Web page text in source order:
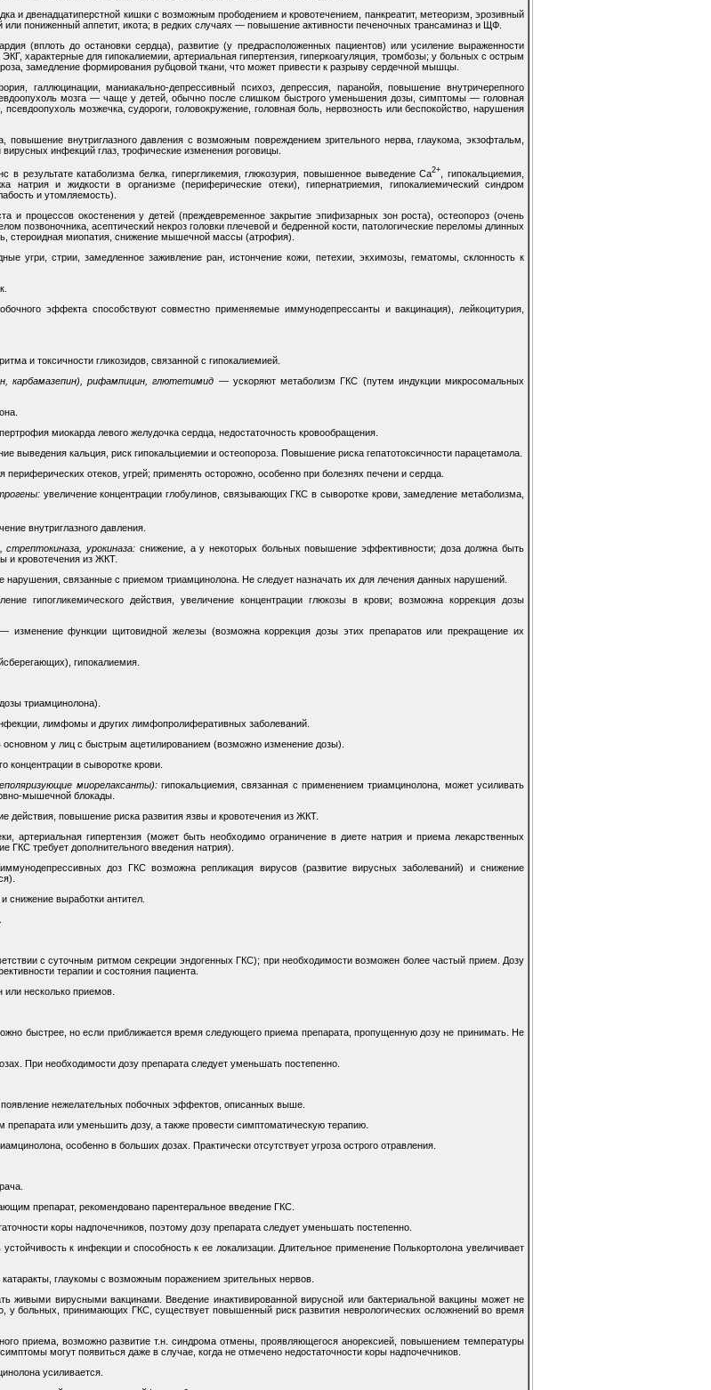
и двенадцатиперстной кишки с возможным прободением и кровотечением, панкреатит, метеоризм, эрозивный
пониженный аппетит, икота; в редких случаях — повышение активности печеночных трансаминаз и ЩФ.
(вплоть до остановки сердца), развитие (у предрасположенных пациентов) или усиление выраженности
характерные для гипокалиемии, артериальная гипертензия, гиперкоагуляция, тромбозы; у больных с острым
замедление формирования рубцовой ткани, что может привести к разрыву сердечной мышцы.
галлюцинации, маниакально-депрессивный психоз, депрессия, паранойя, повышение внутричерепного
мозга — чаще у детей, обычно после слишком быстрого уменьшения дозы, симптомы — головная
мозжечка, судороги, головокружение, головная боль, нервозность или беспокойство, нарушения
повышение внутриглазного давления с возможным повреждением зрительного нерва, глаукома, экзофтальм,
инфекций глаз, трофические изменения роговицы.
в результате катаболизма белка, гипергликемия, глюкозурия, повышенное выведение Са2+
, гипокальциемия,
натрия и жидкости в организме (периферические отеки), гипернатриемия, гипокалиемический синдром
и утомляемость).
и процессов окостенения у детей (преждевременное закрытие эпифизарных зон роста), остеопороз (очень
позвоночника, асептический некроз головки плечевой и бедренной кости, патологические переломы длинных
стероидная миопатия, снижение мышечной массы (атрофия).
угри, стрии, замедленное заживление ран, истончение кожи, петехии, экхимозы, гематомы, склонность к
эффекта способствуют совместно применяемые иммунодепрессанты и вакцинация), лейкоцитурия,
и токсичности гликозидов, связанной с гипокалиемией.
карбамазепин), рифампицин, глютетимид — ускоряют метаболизм ГКС (путем индукции микросомальных
миокарда левого желудочка сердца, недостаточность кровообращения.
выведения кальция, риск гипокальциемии и остеопороза. Повышение риска гепатотоксичности парацетамола.
периферических отеков, угрей; применять осторожно, особенно при болезнях печени и сердца.
увеличение концентрации глобулинов, связывающих ГКС в сыворотке крови, замедление метаболизма,
внутриглазного давления.
урокиназа: снижение, а у некоторых больных повышение эффективности; доза должна быть
и кровотечения из ЖКТ.
нарушения, связанные с приемом триамцинолона. Не следует назначать их для лечения данных нарушений.
гипогликемического действия, увеличение концентрации глюкозы в крови; возможна коррекция дозы
— изменение функции щитовидной железы (возможна коррекция дозы этих препаратов или прекращение их
гипокалиемия.
триамцинолона).
лимфомы и других лимфопролиферативных заболеваний.
основном у лиц с быстрым ацетилированием (возможно изменение дозы).
концентрации в сыворотке крови.
миорелаксанты):гипокальциемия, связанная с применением триамцинолона, может усиливать
мышечной блокады.
действия, повышение риска развития язвы и кровотечения из ЖКТ.
артериальная гипертензия (может быть необходимо ограничение в диете натрия и приема лекарственных
ГКС требует дополнительного введения натрия).
доз ГКС возможна репликация вирусов (развитие вирусных заболеваний) и снижение
снижение выработки антител.
с суточным ритмом секреции эндогенных ГКС); при необходимости возможен более частый прием. Дозу
терапии и состояния пациента.
несколько приемов.
быстрее, но если приближается время следующего приема препарата, пропущенную дозу не принимать. Не
При необходимости дозу препарата следует уменьшать постепенно.
появление нежелательных побочных эффектов, описанных выше.
или уменьшить дозу, а также провести симптоматическую терапию.
особенно в больших дозах. Практически отсутствует угроза острого отравления.
препарат, рекомендовано парентеральное введение ГКС.
коры надпочечников, поэтому дозу препарата следует уменьшать постепенно.
к инфекции и способность к ее локализации. Длительное применение Полькортолона увеличивает
глаукомы с возможным поражением зрительных нервов.
живыми вирусными вакцинами. Введение инактивированной вирусной или бактериальной вакцины может не
у больных, принимающих ГКС, существует повышенный риск развития неврологических осложнений во время
приема, возможно развитие т.н. синдрома отмены, проявляющегося анорексией, повышением температуры
могут появиться даже в случае, когда не отмечено недостаточности коры надпочечников.
усиливается.